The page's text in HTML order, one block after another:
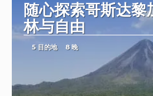
随心探索哥斯达黎
林与自由
5 目的地 8 晚